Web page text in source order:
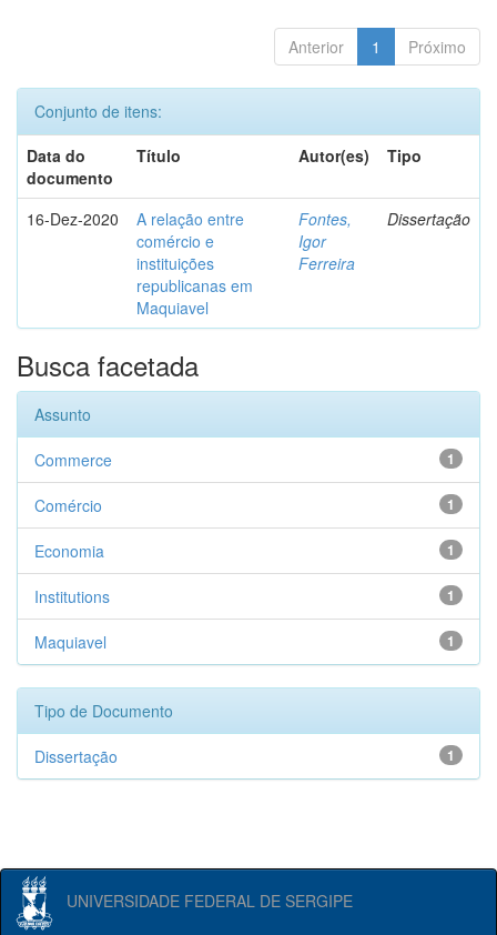
Anterior 1 Próximo
Conjunto de itens:
Data do
documento
Título Autor(es) Tipo
16-Dez-2020
A relação entre
comércio e
instituições
republicanas em
Maquiavel
Fontes,
Igor
Ferreira
Dissertação
Busca facetada
Assunto
1
Commerce
1
Comércio
1
Economia
1
Institutions
1
Maquiavel
Tipo de Documento
1
Dissertação
UNIVERSIDADE FEDERAL DE SERGIPE